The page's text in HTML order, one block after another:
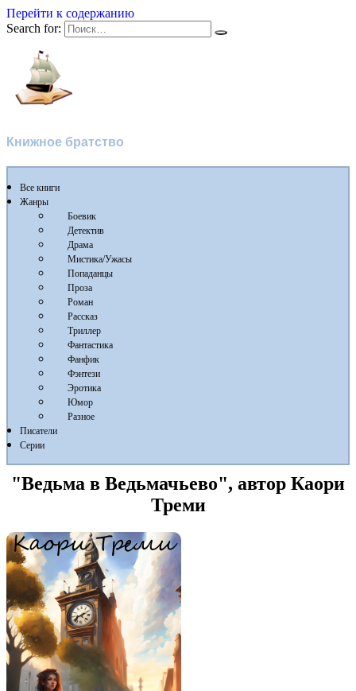
Перейти к содержанию
Search for:
Книжное братство
Все книги
Жанры
Боевик
Детектив
Драма
Мистика/Ужасы
Попаданцы
Проза
Роман
Рассказ
Триллер
Фантастика
Фанфик
Фэнтези
Эротика
Юмор
Разное
Писатели
Серии
"Ведьма в Ведьмачьево", автор Каори
Треми